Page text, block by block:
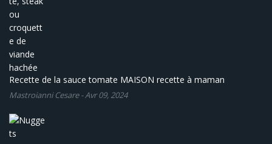
Recette de la sauce tomate MAISON recette à maman
Mastroianni Cesare-Avr 09, 2024